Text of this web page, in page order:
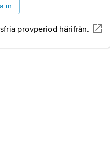
in
provperiod härifrån.